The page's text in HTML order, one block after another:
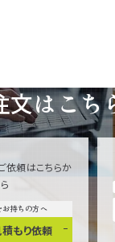
文はこち
依頼はこちらか
ら
お持ちの方へ
もり依頼